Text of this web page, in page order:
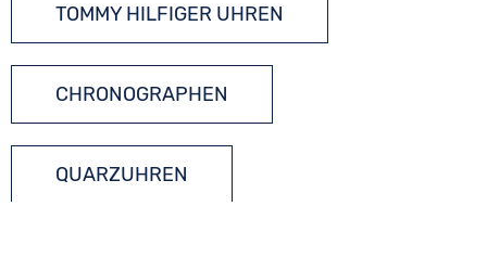
TOMMY HILFIGER UHREN
CHRONOGRAPHEN
QUARZUHREN